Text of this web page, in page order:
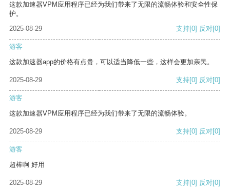
这款加速器VPM应用程序已经为我们带来了无限的流畅体验和安全性保
护。
2025-08-29
支持[0] 反对[0]
游客
这款加速器app的价格有点贵，可以适当降低一些，这样会更加亲民。
2025-08-29 支持[0] 反对[0]
游客
这款加速器VPM应用程序已经为我们带来了无限的流畅体验。
2025-08-29 支持[0] 反对[0]
游客
超棒啊 好用
2025-08-29 支持[0] 反对[0]